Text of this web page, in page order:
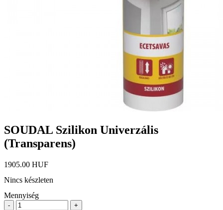
SOUDAL Szilikon Univerzális
(Transparens)
1905.00 HUF
Nincs készleten
Mennyiség
-
+